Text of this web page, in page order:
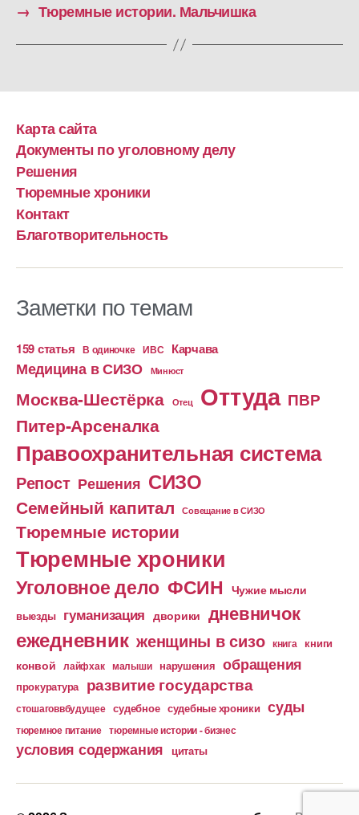
→ Тюремные истории. Мальчишка
Карта сайта
Документы по уголовному делу
Решения
Тюремные хроники
Контакт
Благотворительность
Заметки по темам
159 статья В одиночке ИВС Карчава
Медицина в СИЗО Минюст
Москва-Шестёрка Отец Оттуда ПВР
Питер-Арсеналка
Правоохранительная система
Репост Решения СИЗО
Семейный капитал Совещание в СИЗО
Тюремные истории
Тюремные хроники
Уголовное дело ФСИН Чужие мысли
выезды гуманизация дворики дневничок
ежедневник женщины в сизо книга книги
конвой лайфхак малыши нарушения обращения
прокуратура развитие государства
стошаговвбудущее судебное судебные хроники суды
тюремное питание тюремные истории - бизнес
условия содержания цитаты